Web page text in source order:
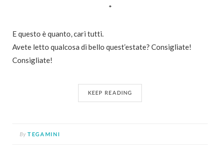
*
E questo è quanto, cari tutti.
Avete letto qualcosa di bello quest’estate? Consigliate!
Consigliate!
KEEP READING
By TEGAMINI